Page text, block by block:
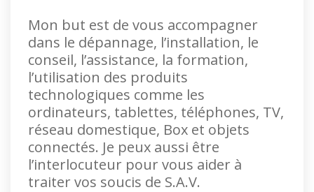
Mon but est de vous accompagner
dans le dépannage, l’installation, le
conseil, l’assistance, la formation,
l’utilisation des produits
technologiques comme les
ordinateurs, tablettes, téléphones, TV,
réseau domestique, Box et objets
connectés. Je peux aussi être
l’interlocuteur pour vous aider à
traiter vos soucis de S.A.V.